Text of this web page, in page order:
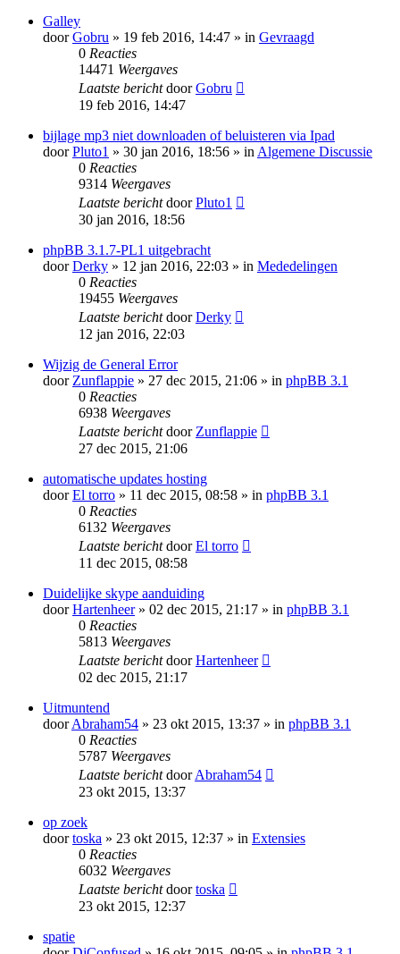
Galley
doorGobru » 19 feb 2016, 14:47 » in Gevraagd
0 Reacties
14471 Weergaves
Laatste berichtdoorGobru
19 feb 2016, 14:47
bijlage mp3 niet downloaden of beluisteren via Ipad
doorPluto1 » 30 jan 2016, 18:56 » inAlgemene Discussie
0 Reacties
9314 Weergaves
Laatste berichtdoorPluto1
30 jan 2016, 18:56
phpBB 3.1.7-PL1 uitgebracht
doorDerky » 12 jan 2016, 22:03 » in Mededelingen
0 Reacties
19455 Weergaves
Laatste berichtdoorDerky
12 jan 2016, 22:03
Wijzig de General Error
doorZunflappie » 27 dec 2015, 21:06 » in phpBB 3.1
0 Reacties
6938 Weergaves
Laatste berichtdoorZunflappie
27 dec 2015, 21:06
automatische updates hosting
doorEl torro » 11 dec 2015, 08:58 » in phpBB 3.1
0 Reacties
6132 Weergaves
Laatste berichtdoorEl torro
11 dec 2015, 08:58
Duidelijke skype aanduiding
doorHartenheer» 02 dec 2015, 21:17 » in phpBB 3.1
0 Reacties
5813 Weergaves
Laatste berichtdoorHartenheer
02 dec 2015, 21:17
Uitmuntend
doorAbraham54 » 23 okt 2015, 13:37 » in phpBB 3.1
0 Reacties
5787 Weergaves
Laatste berichtdoorAbraham54
23 okt 2015, 13:37
op zoek
doortoska » 23 okt 2015, 12:37 » in Extensies
0 Reacties
6032 Weergaves
Laatste berichtdoortoska
23 okt 2015, 12:37
spatie